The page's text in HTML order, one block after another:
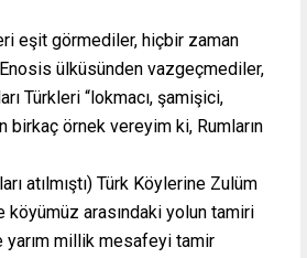
eşit görmediler, hiçbir zaman
ülküsünden vazgeçmediler,
Türkleri “lokmacı, şamişici,
birkaç örnek vereyim ki, Rumların
atılmıştı) Türk Köylerine Zulüm
köyümüz arasındaki yolun tamiri
yarım millik mesafeyi tamir